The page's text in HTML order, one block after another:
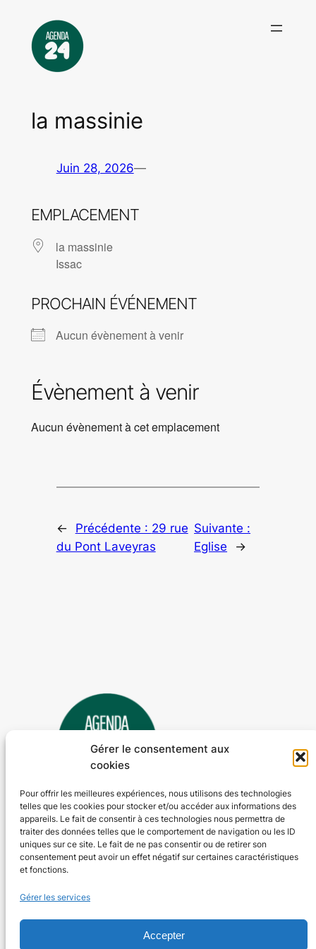
Gérer le consentement aux
cookies
Pour offrir les meilleures expériences, nous utilisons des technologies
telles que les cookies pour stocker et/ou accéder aux informations des
appareils. Le fait de consentir à ces technologies nous permettra de
traiter des données telles que le comportement de navigation ou les ID
uniques sur ce site. Le fait de ne pas consentir ou de retirer son
consentement peut avoir un effet négatif sur certaines caractéristiques
et fonctions.
Gérer les services
Accepter
contenu
la massinie
Juin 28, 2026—
EMPLACEMENT
la massinie
Issac
PROCHAIN ÉVÉNEMENT
Aucun évènement à venir
Évènement à venir
Aucun évènement à cet emplacement
← Précédente : 29 rue
du Pont Laveyras
Suivante :
Eglise
→
Agenda 24
L'agenda des manifestations et activités en Dordogne
Tous les événements
Plus d’activités
Nos valeurs